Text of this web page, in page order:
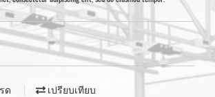
ด เปรียบเทียบ